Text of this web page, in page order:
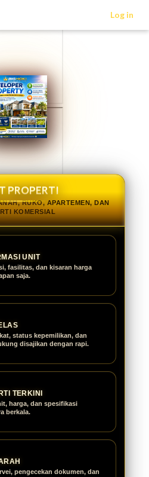
Log in
PROPERTI
RUKO, APARTEMEN, DAN
KOMERSIAL
UNIT
fasilitas, dan kisaran harga
saja.
status kepemilikan, dan
disajikan dengan rapi.
TERKINI
harga, dan spesifikasi
berkala.
pengecekan dokumen, dan